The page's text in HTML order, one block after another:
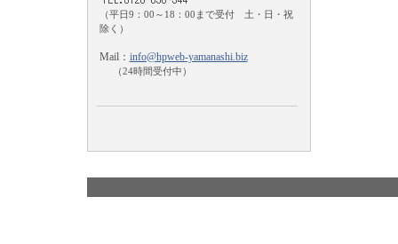
（平日9：00～18：00まで受付 土・日・祝
除く）
Mail： info@hpweb-yamanashi.biz
（24時間受付中）